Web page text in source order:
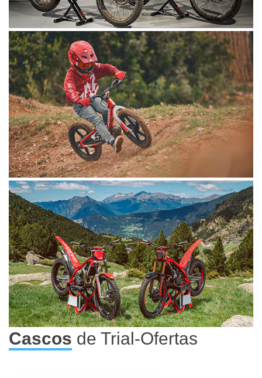
Cascos de Trial-Ofertas